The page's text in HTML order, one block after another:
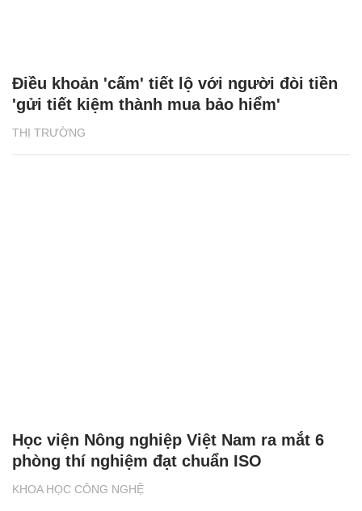
THỊ TRƯỜNG
Điều khoản 'cấm' tiết lộ với người đòi tiền
'gửi tiết kiệm thành mua bảo hiểm'
KHOA HỌC CÔNG NGHỆ
Học viện Nông nghiệp Việt Nam ra mắt 6
phòng thí nghiệm đạt chuẩn ISO